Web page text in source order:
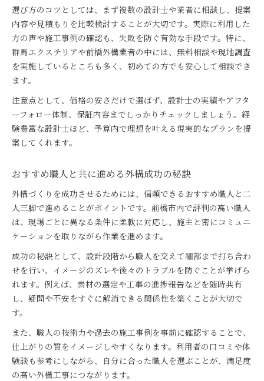
選び方のコツとしては、まず複数の設計士や業者に相談し、提案
内容や見積もりを比較検討することが大切です。実際に利用した
方の声や施工事例の確認も、失敗を防ぐ有効な手段です。特に、
群馬エクステリアや前橋外構業者の中には、無料相談や現地調査
を実施しているところも多く、初めての方でも安心して相談でき
ます。
注意点として、価格の安さだけで選ばず、設計士の実績やアフタ
ーフォロー体制、保証内容までしっかりチェックしましょう。経
験豊富な設計士ほど、予算内で理想を叶える現実的なプランを提
案してくれます。
おすすめ職人と共に進める外構成功の秘訣
外構づくりを成功させるためには、信頼できるおすすめ職人と二
人三脚で進めることがポイントです。前橋市内で評判の高い職人
は、現場ごとに異なる条件に柔軟に対応し、施主と密にコミュニ
ケーションを取りながら作業を進めます。
成功の秘訣として、設計段階から職人を交えて細部まで打ち合わ
せを行い、イメージのズレや後々のトラブルを防ぐことが挙げら
れます。例えば、素材の選定や工事の進捗報告などを随時共有
し、疑問や不安をすぐに解消できる関係性を築くことが大切で
す。
また、職人の技術力や過去の施工事例を事前に確認することで、
仕上がりの質をイメージしやすくなります。利用者の口コミや体
験談も参考にしながら、自分に合った職人を選ぶことが、満足度
の高い外構工事につながります。